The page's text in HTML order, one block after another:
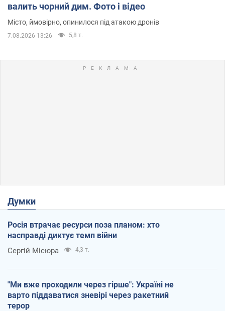
валить чорний дим. Фото і відео
Місто, ймовірно, опинилося під атакою дронів
7.08.2026 13:26 5,8 т.
Думки
Росія втрачає ресурси поза планом: хто
насправді диктує темп війни
Сергій Місюра 4,3 т.
"Ми вже проходили через гірше": Україні не
варто піддаватися зневірі через ракетний
терор